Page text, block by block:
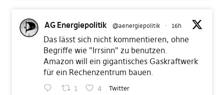
AG Energiepolitik @aenergiepolitik · 16h
Das lässt sich nicht kommentieren, ohne
Begriffe wie "Irrsinn" zu benutzen.
Amazon will ein gigantisches Gaskraftwerk
für ein Rechenzentrum bauen.
1 4 Twitter